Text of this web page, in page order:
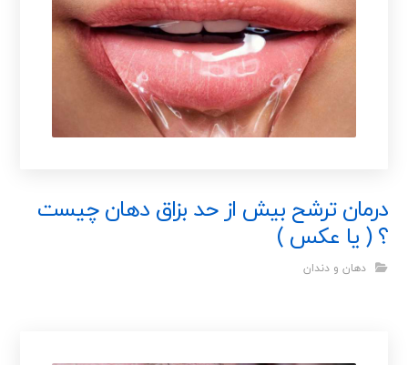
درمان ترشح بیش از حد بزاق دهان چیست
؟ ( یا عکس )
دهان و دندان